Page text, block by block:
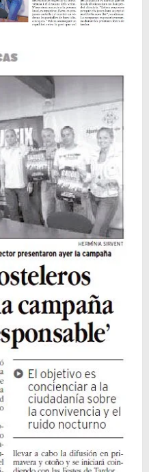
Magix Vegas Pro 23 está en camino: ¡confirmado por una fuente muy fiable!
Temporada 2024-2025 de Deejays de Lleida en Lleida TV: Música, recuerdos y comunidad DJ
Mi tercer año poniendo ritmo en la Trobada Empresarial al Pirineu 🎧✨
Una noche mágica en el Celler de Raimat
Recordando New Order - Be a Rebel el regreso elegante de una leyenda
Modern Talking: ¿Debe volver el dúo más famoso del eurodisco? La polémica que divide a millones de fans